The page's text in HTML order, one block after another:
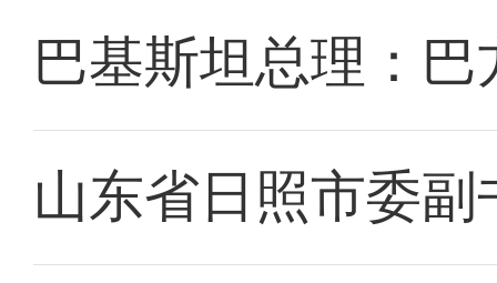
巴基斯坦总理：
山东省日照市委